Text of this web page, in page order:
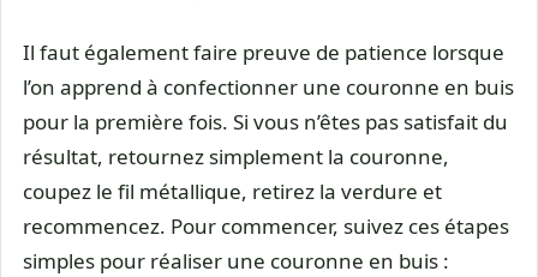
Il faut également faire preuve de patience lorsque
l’on apprend à confectionner une couronne en buis
pour la première fois. Si vous n’êtes pas satisfait du
résultat, retournez simplement la couronne,
coupez le fil métallique, retirez la verdure et
recommencez. Pour commencer, suivez ces étapes
simples pour réaliser une couronne en buis :